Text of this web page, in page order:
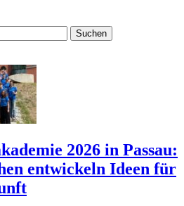
2026 in Passau:
entwickeln Ideen für